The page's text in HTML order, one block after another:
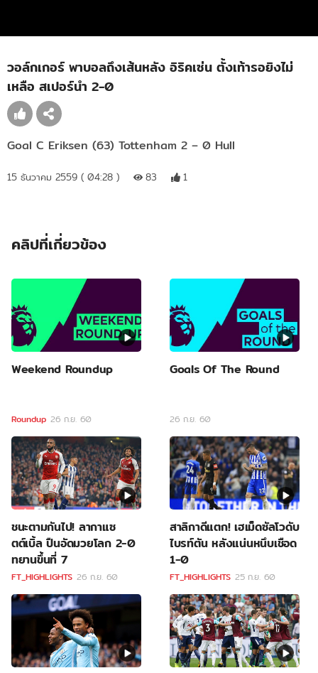
วอล์กเกอร์ พาบอลถึงเส้นหลัง อิริคเซ่น ตั้งเท้ารอยิงไม่
เหลือ สเปอร์นำ 2-0
Goal C Eriksen (63) Tottenham 2 – 0 Hull
15 ธันวาคม 2559 ( 04:28 ) 83 1
คลิปที่เกี่ยวข้อง
Weekend Roundup
Roundup 26 ก.ย. 60
Goals Of The Round
26 ก.ย. 60
ชนะตามกันไป! ลากาแซ
ตต์เบิ้ล ปืนอัดมวยโลก 2-0
ทยานขึ้นที่ 7
FT_HIGHLIGHTS 26 ก.ย. 60
สาลิกาดีแตก! เฮเม็ดซัลโวดับ
ไบรท์ตัน หลังแน่นหนึบเชือด
1-0
FT_HIGHLIGHTS 25 ก.ย. 60